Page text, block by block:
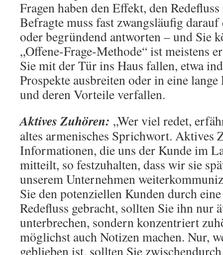
Fragen haben den Effekt, den
Befragte muss fast zwangsläufig
oder begründend antworten – und Sie
„Offene-Frage-Methode“ ist meistens
Sie mit der Tür ins Haus fallen, etwa
Prospekte ausbreiten oder in eine
und deren Vorteile verfallen.
Aktives Zuhören: „Wer viel redet,
altes armenisches Sprichwort. Aktives
Informationen, die uns der Kunde im
mitteilt, so festzuhalten, dass wir sie
unserem Unternehmen
Sie den potenziellen Kunden durch
Redefluss gebracht, sollten Sie ihn nur
unterbrechen, sondern konzentriert
möglichst auch Notizen machen. Nur,
geblieben ist, sollten Sie